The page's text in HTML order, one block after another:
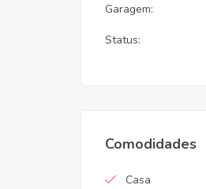
Garagem:
Status:
Comodidades
Casa